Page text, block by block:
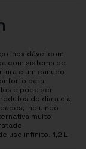
inoxidável com
com sistema de
e um canudo
para
e pode ser
do dia a dia
incluindo
muito
uso infinito. 1,2 L